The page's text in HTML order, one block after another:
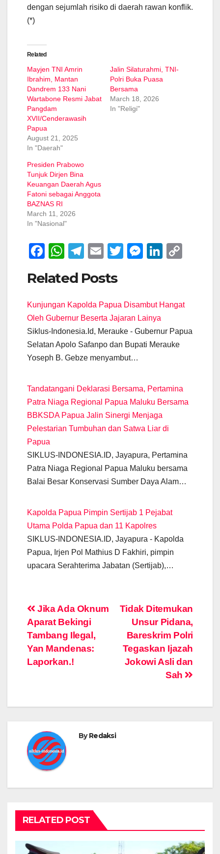
dengan sejumlah risiko di daerah rawan konflik.
(*)
Related
Mayjen TNI Amrin
Ibrahim, Mantan
Dandrem 133 Nani
Wartabone Resmi Jabat
Pangdam
XVII/Cenderawasih
Papua
August 21, 2025
In "Daerah"
Jalin Silaturahmi, TNI-
Polri Buka Puasa
Bersama
March 18, 2026
In "Religi"
Presiden Prabowo
Tunjuk Dirjen Bina
Keuangan Daerah Agus
Fatoni sebagai Anggota
BAZNAS RI
March 11, 2026
In "Nasional"
F
c
e
b
o
o
k
W
at
s
A
p
p
T
e
gr
a
m
E
ail
T
er
M
e
n
g
er
Li
e
dI
n
y
n
Related Posts
Kunjungan Kapolda Papua Disambut Hangat
Oleh Gubernur Beserta Jajaran Lainya
Siklus-Indonesia.Id, Merauke - Gubernur Papua
Selatan Apolo Safanpo dan Bupati Merauke
Yoseph B. Gebze menyambut…
Tandatangani Deklarasi Bersama, Pertamina
Patra Niaga Regional Papua Maluku Bersama
BBKSDA Papua Jalin Sinergi Menjaga
Pelestarian Tumbuhan dan Satwa Liar di
Papua
SIKLUS-INDONESIA.ID, Jayapura, Pertamina
Patra Niaga Regional Papua Maluku bersama
Balai Besar Konservasi Sumber Daya Alam…
Kapolda Papua Pimpin Sertijab 1 Pejabat
Utama Polda Papua dan 11 Kapolres
SIKLUS-INDONESIA.ID, Jayapura - Kapolda
Papua, Irjen Pol Mathius D Fakhiri, pimpin
upacara Serahterima Jabatan (Sertijab),…
Post
navigation
Tidak Ditemukan
Unsur Pidana,
Bareskrim Polri
Tegaskan Ijazah
Jokowi Asli dan
Sah
Jika Ada Oknum
Aparat Bekingi
Tambang Ilegal,
Yan Mandenas:
Laporkan.!
ByRedaksi
RELATED POST